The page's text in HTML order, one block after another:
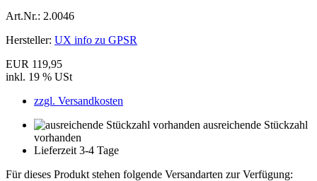
Art.Nr.: 2.0046
Hersteller: UX info zu GPSR
EUR 119,95
inkl. 19 % USt
zzgl. Versandkosten
ausreichende Stückzahl
vorhanden
Lieferzeit 3-4 Tage
Für dieses Produkt stehen folgende Versandarten zur Verfügung: